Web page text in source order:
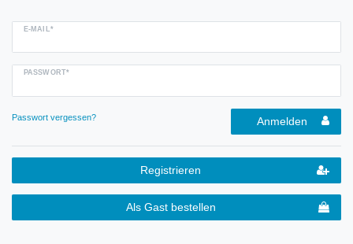
E-MAIL*
PASSWORT*
Passwort vergessen? Anmelden
Registrieren
Als Gast bestellen